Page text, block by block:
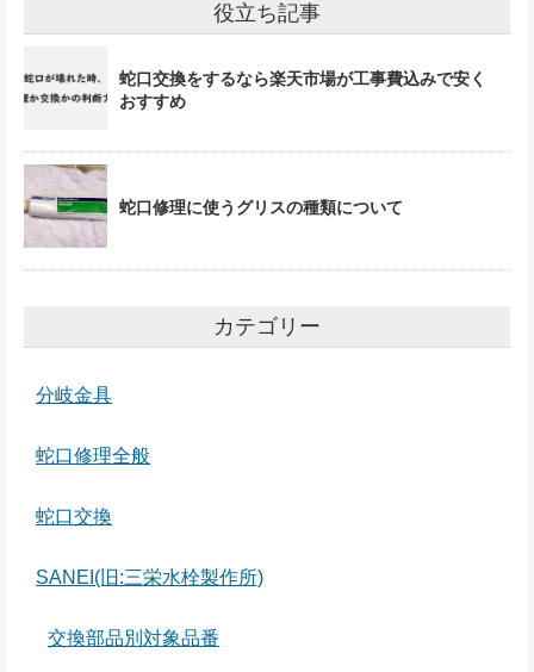
役立ち記事
蛇口交換をするなら楽天市場が工事費込みで安く
おすすめ
蛇口修理に使うグリスの種類について
カテゴリー
分岐金具
蛇口修理全般
蛇口交換
SANEI(旧:三栄水栓製作所)
交換部品別対象品番